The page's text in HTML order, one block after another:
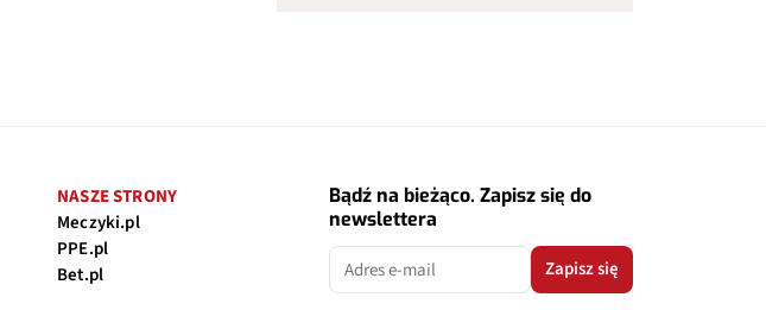
NASZE STRONY
Meczyki.pl
PPE.pl
Bet.pl
Bądź na bieżąco. Zapisz się do
newslettera
Zapisz się